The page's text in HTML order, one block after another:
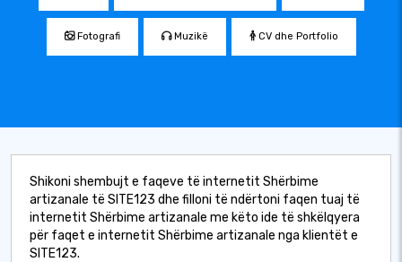
Fotografi Muzikë CV dhe Portfolio
Shikoni shembujt e faqeve të internetit Shërbime
artizanale të SITE123 dhe filloni të ndërtoni faqen tuaj të
internetit Shërbime artizanale me këto ide të shkëlqyera
për faqet e internetit Shërbime artizanale nga klientët e
SITE123.